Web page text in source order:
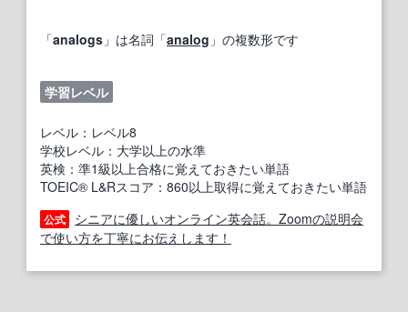
「analogs 」は名詞「analog 」の複数形です
学習レベル
レベル：レベル8
学校レベル：大学以上の水準
英検：準1級以上合格に覚えておきたい単語
TOEIC® L&Rスコア：860以上取得に覚えておきたい単語
公式
シニアに優しいオンライン英会話。Zoomの説明会
で使い方を丁寧にお伝えします！